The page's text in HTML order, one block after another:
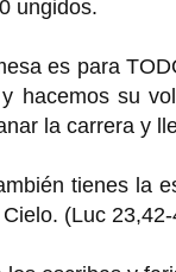
ungidos.
es para
hacemos su
la carrera y
tienes la
(Luc